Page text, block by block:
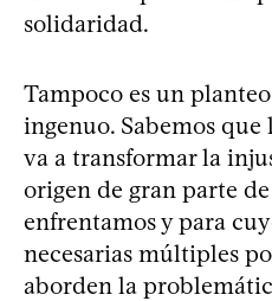
solidaridad.
Tampoco es un
ingenuo. Sabemos que
va a transformar la
origen de gran parte
enfrentamos y para
necesarias múltiples
aborden la